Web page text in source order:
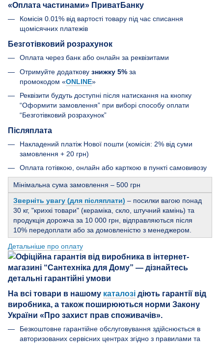
«Оплата частинами» ПриватБанку
Комісія 0.01% від вартості товару під час списання
щомісячних платежів
Безготівковий розрахунок
Оплата через банк або онлайн за реквізитами
Отримуйте додаткову знижку 5% за
промокодом «ONLINE»
Реквізити будуть доступні після натискання на кнопку
“Оформити замовлення” при виборі способу оплати
“Безготівковий розрахунок”
Післяплата
Накладений платіж Нової пошти (комісія: 2% від суми
замовлення + 20 грн)
Оплата готівкою, онлайн або карткою в пункті самовивозу
Мінімальна сума замовлення – 500 грн
Зверніть увагу (для післяплати) – посилки вагою понад
30 кг, "крихкі товари" (кераміка, скло, штучний камінь) та
продукція дорожча за 10 000 грн, відправляються після
10% передоплати або за домовленістю з менеджером.
Детальніше про оплату
На всі товари в нашому каталозі діють гарантії від
виробника, а також поширюються норми Закону
України «Про захист прав споживачів».
Безкоштовне гарантійне обслуговування здійснюється в
авторизованих сервісних центрах згідно з правилами та